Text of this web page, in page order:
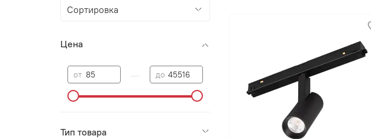
Цена
от до
Тип товара